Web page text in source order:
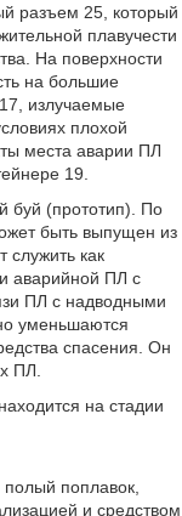
разъем 25, который
плавучести
На поверхности
на большие
излучаемые
плохой
места аварии ПЛ
19.
буй (прототип). По
быть выпущен из
как
аварийной ПЛ с
ПЛ с надводными
уменьшаются
спасения. Он
ПЛ.
на стадии
поплавок,
и средством